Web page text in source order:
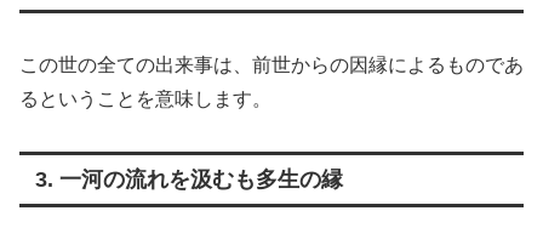
この世の全ての出来事は、前世からの因縁によるものであ
るということを意味します。
3. 一河の流れを汲むも多生の縁